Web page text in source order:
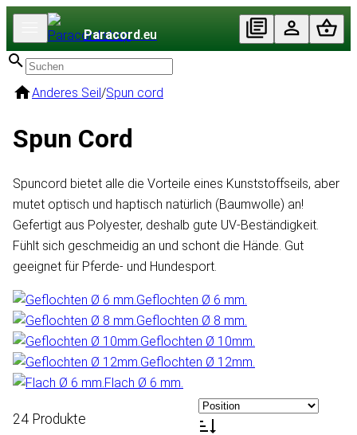
Paracord.eu
Anderes Seil/Spun cord
Spun Cord
Spuncord bietet alle die Vorteile eines Kunststoffseils, aber
mutet optisch und haptisch natürlich (Baumwolle) an!
Gefertigt aus Polyester, deshalb gute UV-Beständigkeit.
Fühlt sich geschmeidig an und schont die Hände. Gut
geeignet für Pferde- und Hundesport.
Geflochten Ø 6 mm.
Geflochten Ø 8 mm.
Geflochten Ø 10mm.
Geflochten Ø 12mm.
Flach Ø 6 mm.
24 Produkte